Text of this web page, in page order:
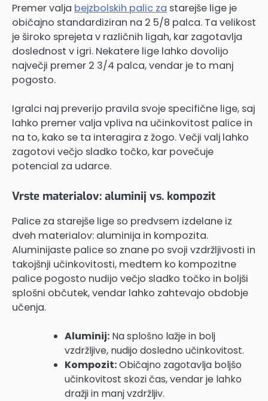
Premer valja bejzbolskih palic za starejše lige je
običajno standardiziran na 2 5/8 palca. Ta velikost
je široko sprejeta v različnih ligah, kar zagotavlja
doslednost v igri. Nekatere lige lahko dovolijo
največji premer 2 3/4 palca, vendar je to manj
pogosto.
Igralci naj preverijo pravila svoje specifične lige, saj
lahko premer valja vpliva na učinkovitost palice in
na to, kako se ta interagira z žogo. Večji valj lahko
zagotovi večjo sladko točko, kar povečuje
potencial za udarce.
Vrste materialov: aluminij vs. kompozit
Palice za starejše lige so predvsem izdelane iz
dveh materialov: aluminija in kompozita.
Aluminijaste palice so znane po svoji vzdržljivosti in
takojšnji učinkovitosti, medtem ko kompozitne
palice pogosto nudijo večjo sladko točko in boljši
splošni občutek, vendar lahko zahtevajo obdobje
učenja.
Aluminij: Na splošno lažje in bolj
vzdržljive, nudijo dosledno učinkovitost.
Kompozit:Običajno zagotavlja boljšo
učinkovitost skozi čas, vendar je lahko
dražji in manj vzdržljiv.